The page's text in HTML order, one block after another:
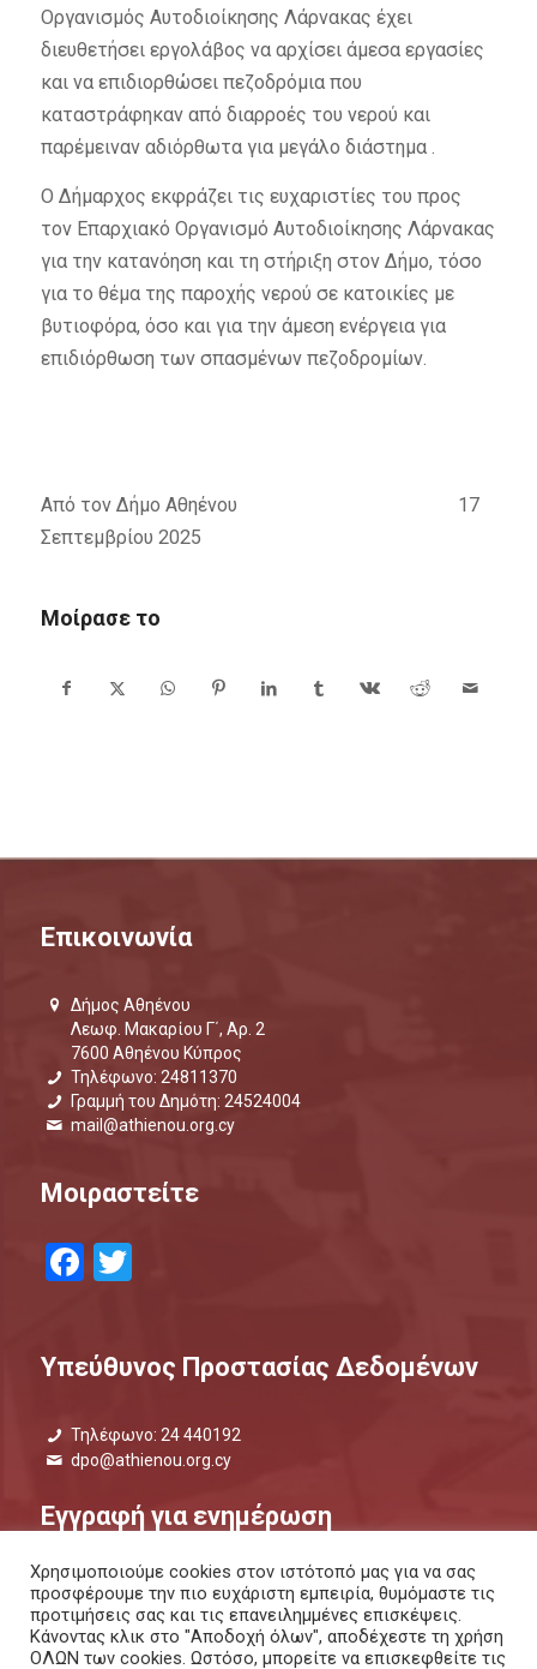
Οργανισμός Αυτοδιοίκησης Λάρνακας έχει
διευθετήσει εργολάβος να αρχίσει άμεσα εργασίες
και να επιδιορθώσει πεζοδρόμια που
καταστράφηκαν από διαρροές του νερού και
παρέμειναν αδιόρθωτα για μεγάλο διάστημα .
Ο Δήμαρχος εκφράζει τις ευχαριστίες του προς
τον Επαρχιακό Οργανισμό Αυτοδιοίκησης Λάρνακας
για την κατανόηση και τη στήριξη στον Δήμο, τόσο
για το θέμα της παροχής νερού σε κατοικίες με
βυτιοφόρα, όσο και για την άμεση ενέργεια για
επιδιόρθωση των σπασμένων πεζοδρομίων.
Από τον Δήμο Αθηένου 17
Σεπτεμβρίου 2025
Μοίρασε το
Επικοινωνία
Δήμος Αθηένου
Λεωφ. Μακαρίου Γ΄, Αρ. 2
7600 Αθηένου Κύπρος
Τηλέφωνο: 24811370
Γραμμή του Δημότη: 24524004
mail@athienou.org.cy
Μοιραστείτε
Facebook
Twitter
Υπεύθυνος Προστασίας Δεδομένων
Τηλέφωνο: 24 440192
dpo@athienou.org.cy
Εγγραφή για ενημέρωση
Μάθετε τι συμβαίνει και μείνετε ενημερωμένοι.
ΕΝΗΜΕΡΩΤΙΚΟ ΔΕΛΤΙΟ | ΜΕΣΩ SMS
Χρησιμοποιούμε cookies στον ιστότοπό μας για να σας
προσφέρουμε την πιο ευχάριστη εμπειρία, θυμόμαστε τις
προτιμήσεις σας και τις επανειλημμένες επισκέψεις.
Κάνοντας κλικ στο "Αποδοχή όλων", αποδέχεστε τη χρήση
ΟΛΩΝ των cookies. Ωστόσο, μπορείτε να επισκεφθείτε τις